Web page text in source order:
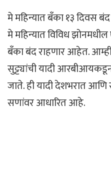
मे महिन्यात बँका १३ दिवस
मे महिन्यात विविध
बँका बंद राहणार आहेत.
सुट्ट्यांची यादी
जाते. ही यादी देशभरात आणि
सणांवर आधारित आहे.